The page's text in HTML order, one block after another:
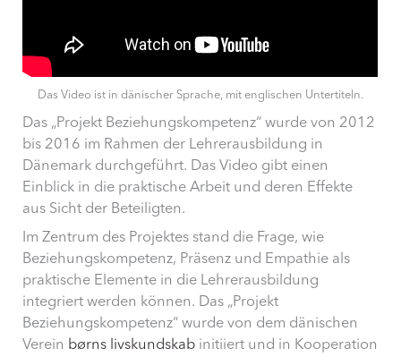
Das Video ist in dänischer Sprache, mit englischen Untertiteln.
Das „Projekt Beziehungskompetenz“ wurde von 2012
bis 2016 im Rahmen der Lehrerausbildung in
Dänemark durchgeführt. Das Video gibt einen
Einblick in die praktische Arbeit und deren Effekte
aus Sicht der Beteiligten.
Im Zentrum des Projektes stand die Frage, wie
Beziehungskompetenz, Präsenz und Empathie als
praktische Elemente in die Lehrerausbildung
integriert werden können. Das „Projekt
Beziehungskompetenz“ wurde von dem dänischen
Verein børns livskundskab initiiert und in Kooperation